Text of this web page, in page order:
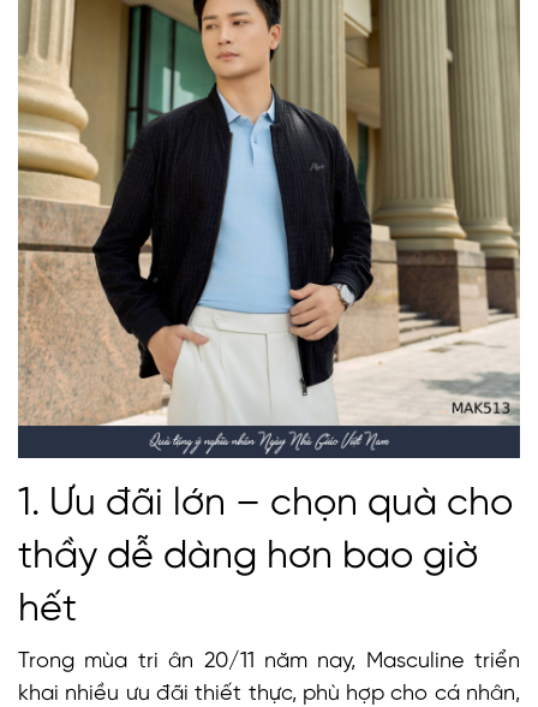
1. Ưu đãi lớn – chọn quà cho
thầy dễ dàng hơn bao giờ
hết
Trong mùa tri ân 20/11 năm nay, Masculine triển
khai nhiều ưu đãi thiết thực, phù hợp cho cá nhân,